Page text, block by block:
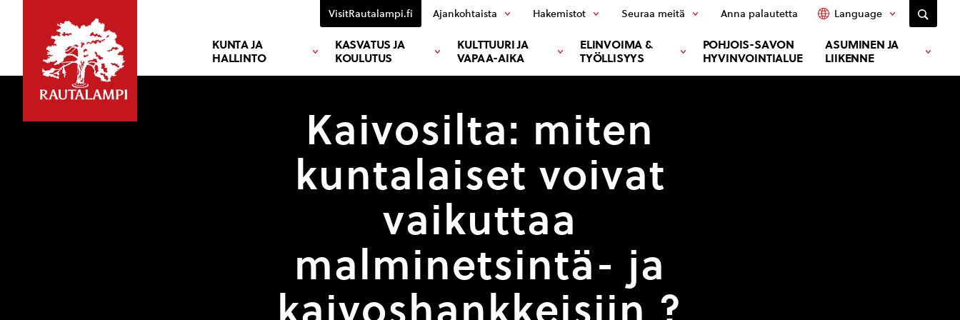
KUNTA JA
HALLINTO
KASVATUS JA
KOULUTUS
KULTTUURI JA
VAPAA-AIKA
ELINVOIMA &
TYÖLLISYYS
POHJOIS-SAVON
HYVINVOINTIALUE
ASUMINEN JA
LIIKENNE
VisitRautalampi.fi Ajankohtaista Hakemistot Seuraa meitä Anna palautetta Language
Kaivosilta: miten
kuntalaiset voivat
vaikuttaa
malminetsintä- ja